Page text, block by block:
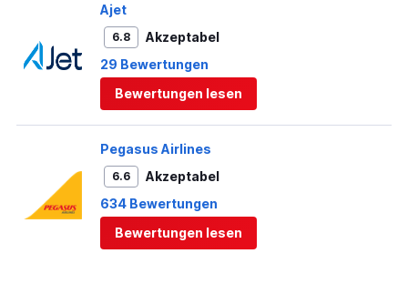
Ajet
6.8
Akzeptabel
29 Bewertungen
Bewertungen lesen
Pegasus Airlines
6.6
Akzeptabel
634 Bewertungen
Bewertungen lesen